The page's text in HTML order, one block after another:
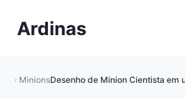
paraArdinas
MinionsDesenho de Minion Cientista